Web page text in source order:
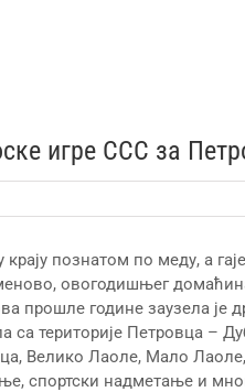
игре ССС за
познатом по меду, а
овогодишњег
прошле године заузела је
са територије Петровца –
Велико Лаоле, Мало
спортски надметање и